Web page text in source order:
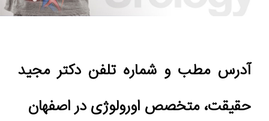
آدرس مطب و شماره تلفن دکتر مجید
حقیقت، متخصص اورولوژی در اصفهان